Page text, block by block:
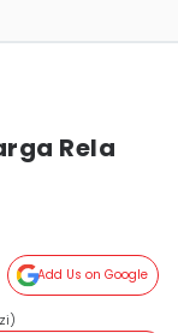
Rela
Add Us on Google